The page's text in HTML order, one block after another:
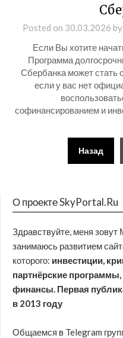
Posted on 30.03.2026 by
Если Вы хотите
Программа
Сбербанка может стать
если у вас нет
софинансированием и
Назад
О проекте SkyPortal.Ru
Здравствуйте, меня
занимаюсь развитием
которого: инвестиции,
партнёрские
финансы. Первая
в 2013 году
Общаемся в Telegram